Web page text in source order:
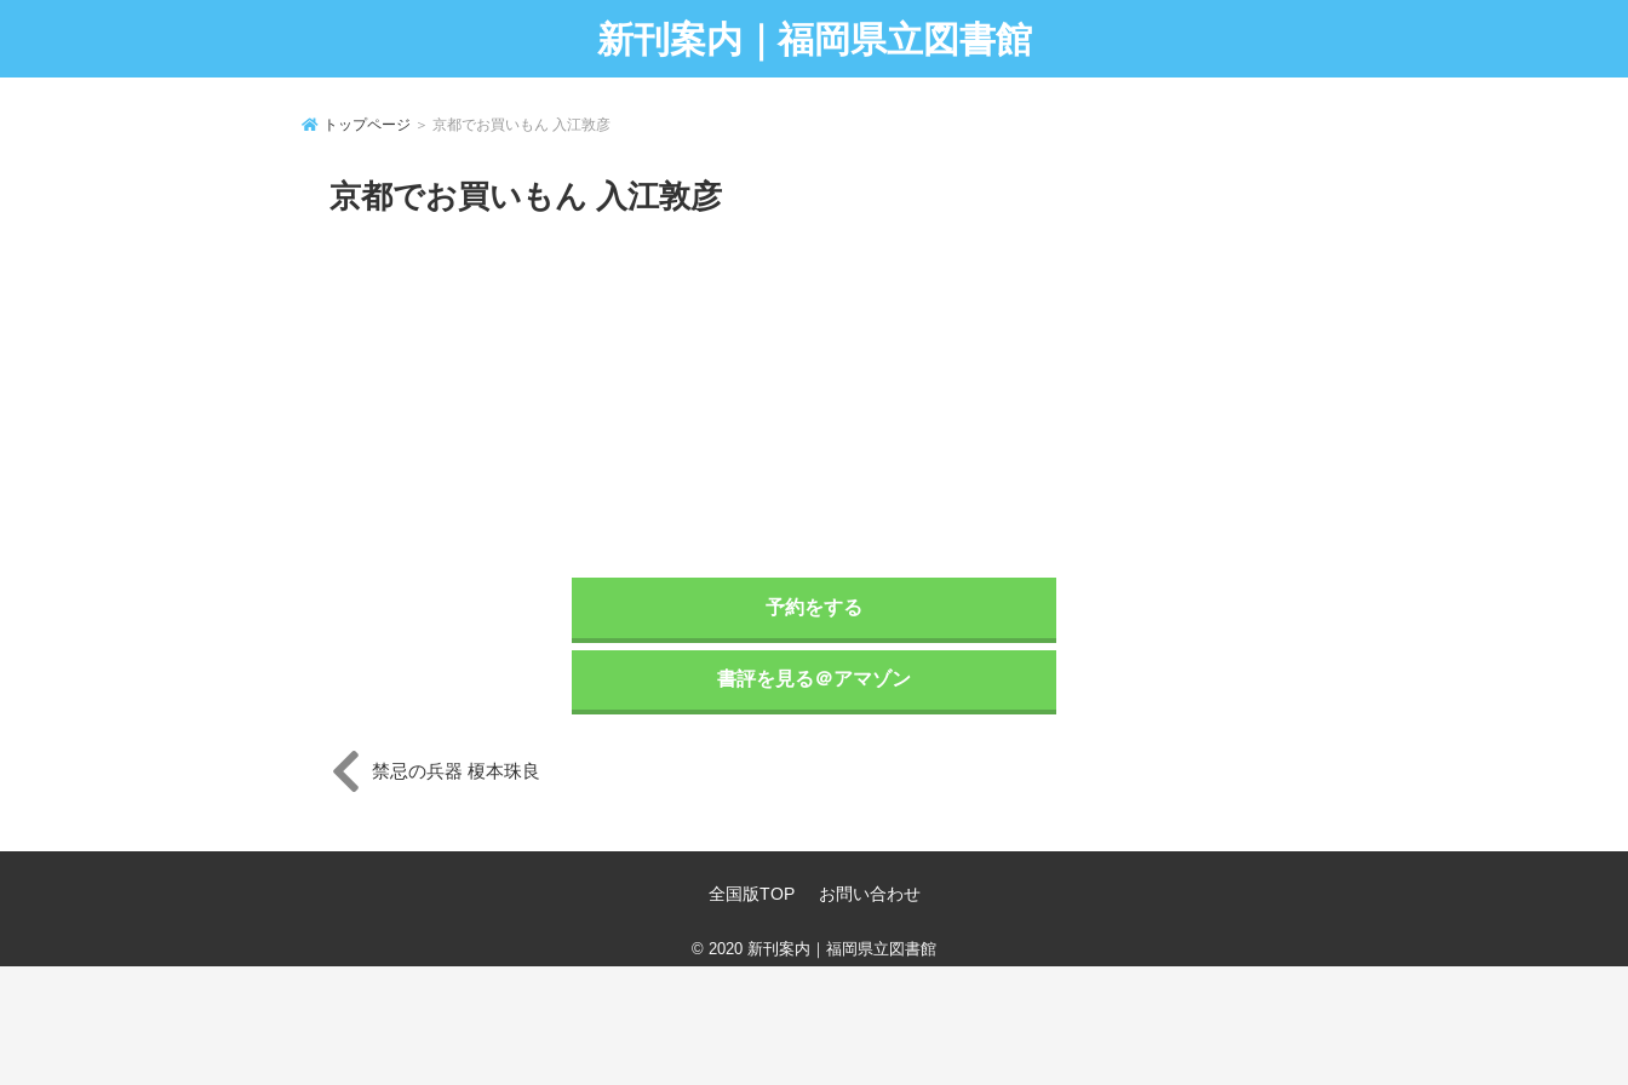
新刊案内｜福岡県立図書館
トップページ ＞ 京都でお買いもん 入江敦彦
京都でお買いもん 入江敦彦
予約をする
書評を見る＠アマゾン
禁忌の兵器 榎本珠良
全国版TOP お問い合わせ
© 2020 新刊案内｜福岡県立図書館